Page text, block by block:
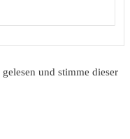
gelesen und stimme dieser